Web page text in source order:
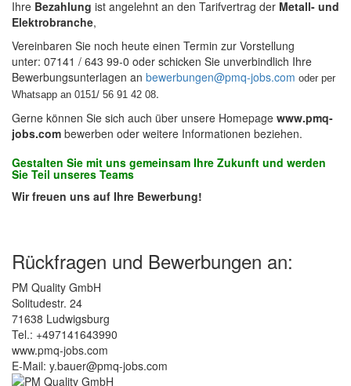
Ihre Bezahlung ist angelehnt an den Tarifvertrag der Metall- und
Elektrobranche,
Vereinbaren Sie noch heute einen Termin zur Vorstellung
unter: 07141 / 643 99-0 oder schicken Sie unverbindlich Ihre
Bewerbungsunterlagen an bewerbungen@pmq-jobs.com oder per
Whatsapp an 0151/ 56 91 42 08.
Gerne können Sie sich auch über unsere Homepage www.pmq-
jobs.com bewerben oder weitere Informationen beziehen.
Gestalten Sie mit uns gemeinsam Ihre Zukunft und werden
Sie Teil unseres Teams
Wir freuen uns auf Ihre Bewerbung!
Rückfragen und Bewerbungen an:
PM Quality GmbH
Solitudestr. 24
71638 Ludwigsburg
Tel.: +497141643990
www.pmq-jobs.com
E-Mail: y.bauer@pmq-jobs.com